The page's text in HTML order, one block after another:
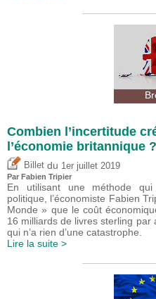
Combien l’incertitude
l’économie britannique ?
Billet du 1er juillet 2019
Par Fabien Tripier
En utilisant une méthode qui
politique, l’économiste Fabien
Monde » que le coût
16 milliards de livres sterling par
qui n’a rien d’une catastrophe.
Lire la suite >